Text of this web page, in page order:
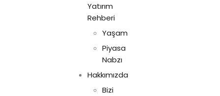
Yatırım
Rehberi
Yaşam
Piyasa
Nabzı
Hakkımızda
Bizi